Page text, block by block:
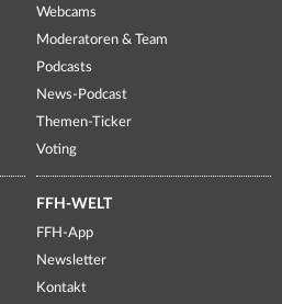
Webcams
Moderatoren & Team
Podcasts
News-Podcast
Themen-Ticker
Voting
FFH-WELT
FFH-App
Newsletter
Kontakt